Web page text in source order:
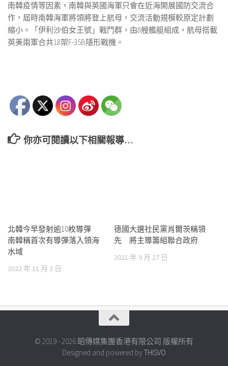
南韓疫情等因素，南韓與英國海軍只會在近海開展國防交流合
作，屆時南韓海軍將領將登上航母，交流活動規模較原定計劃
縮小。「伊利沙伯女王號」戰鬥群，由8艘艦艇組成，航母搭載
英美兩軍合共18架F-35B隱形戰機。
你亦可閱讀以下相關報導…
北韓今早發射逾10枚導彈
南韓稱首次有導彈落入領海
水域
2022 年 11 月 2 日
德國大選社民黨肖爾茨稱領
先 將主導籌組聯合政府
2021 年 9 月 27 日
© 2019 - 2026 昭傳媒集團香港有限公司 版權所有
Designed and powered by THISVO